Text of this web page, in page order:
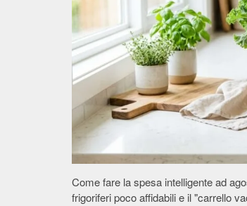
Come fare la spesa intelligente ad
frigoriferi poco affidabili e il "carrello